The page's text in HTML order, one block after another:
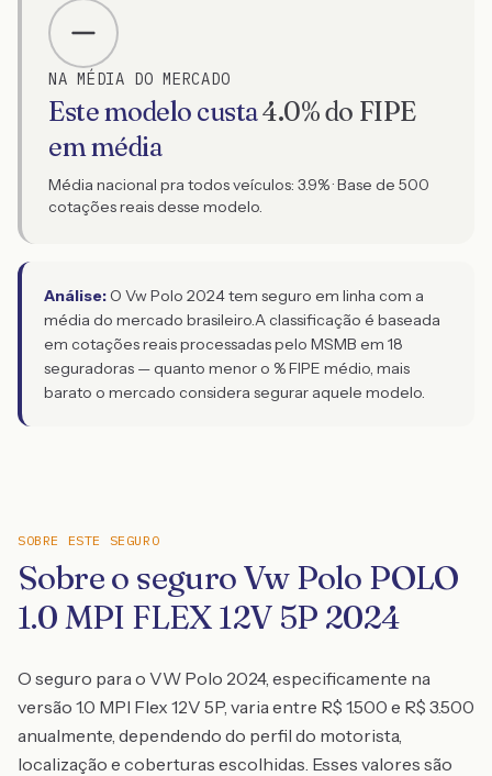
NA MÉDIA DO MERCADO
Este modelo custa4.0% do FIPE
em média
Média nacional pra todos veículos: 3.9% · Base de 500
cotações reais desse modelo.
Análise: O Vw Polo 2024 tem seguro em linha com a
média do mercado brasileiro.A classificação é baseada
em cotações reais processadas pelo MSMB em 18
seguradoras — quanto menor o % FIPE médio, mais
barato o mercado considera segurar aquele modelo.
SOBRE ESTE SEGURO
Sobre o seguro Vw Polo POLO
1.0 MPI FLEX 12V 5P 2024
O seguro para o VW Polo 2024, especificamente na
versão 1.0 MPI Flex 12V 5P, varia entre R$ 1.500 e R$ 3.500
anualmente, dependendo do perfil do motorista,
localização e coberturas escolhidas. Esses valores são